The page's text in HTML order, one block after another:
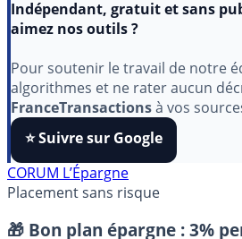
aimez nos outils ?
Pour soutenir le travail de notre
algorithmes et ne rater aucun
FranceTransactionsà vos
⭐️ Suivre sur Google
Placement sans risque